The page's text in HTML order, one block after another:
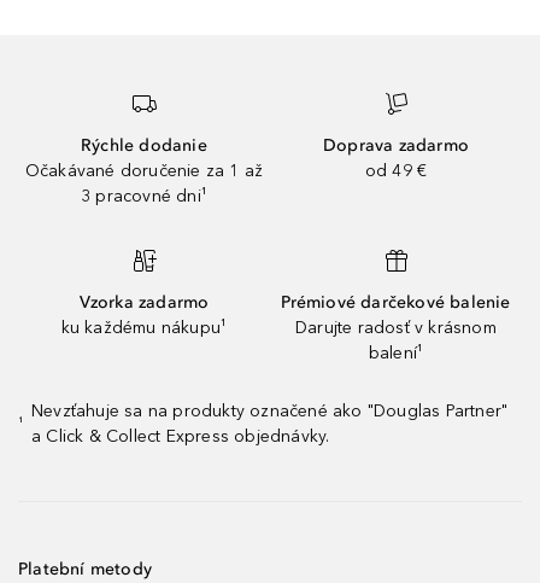
Rýchle dodanie
Očakávané doručenie za 1 až
3 pracovné dni¹
Doprava zadarmo
od 49 €
Vzorka zadarmo
ku každému nákupu¹
Prémiové darčekové balenie
Darujte radosť v krásnom
balení¹
¹
Nevzťahuje sa na produkty označené ako "Douglas Partner"
a Click & Collect Express objednávky.
Platební metody